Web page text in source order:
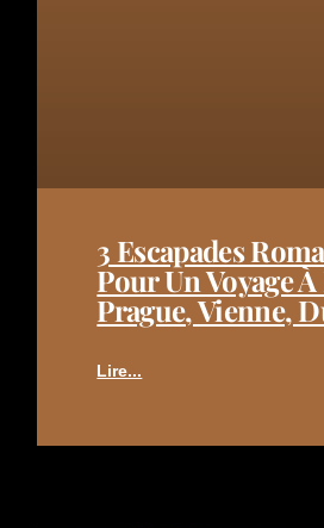
3 Escapades
Pour Un Voyage
Prague, Vienne,
Lire...